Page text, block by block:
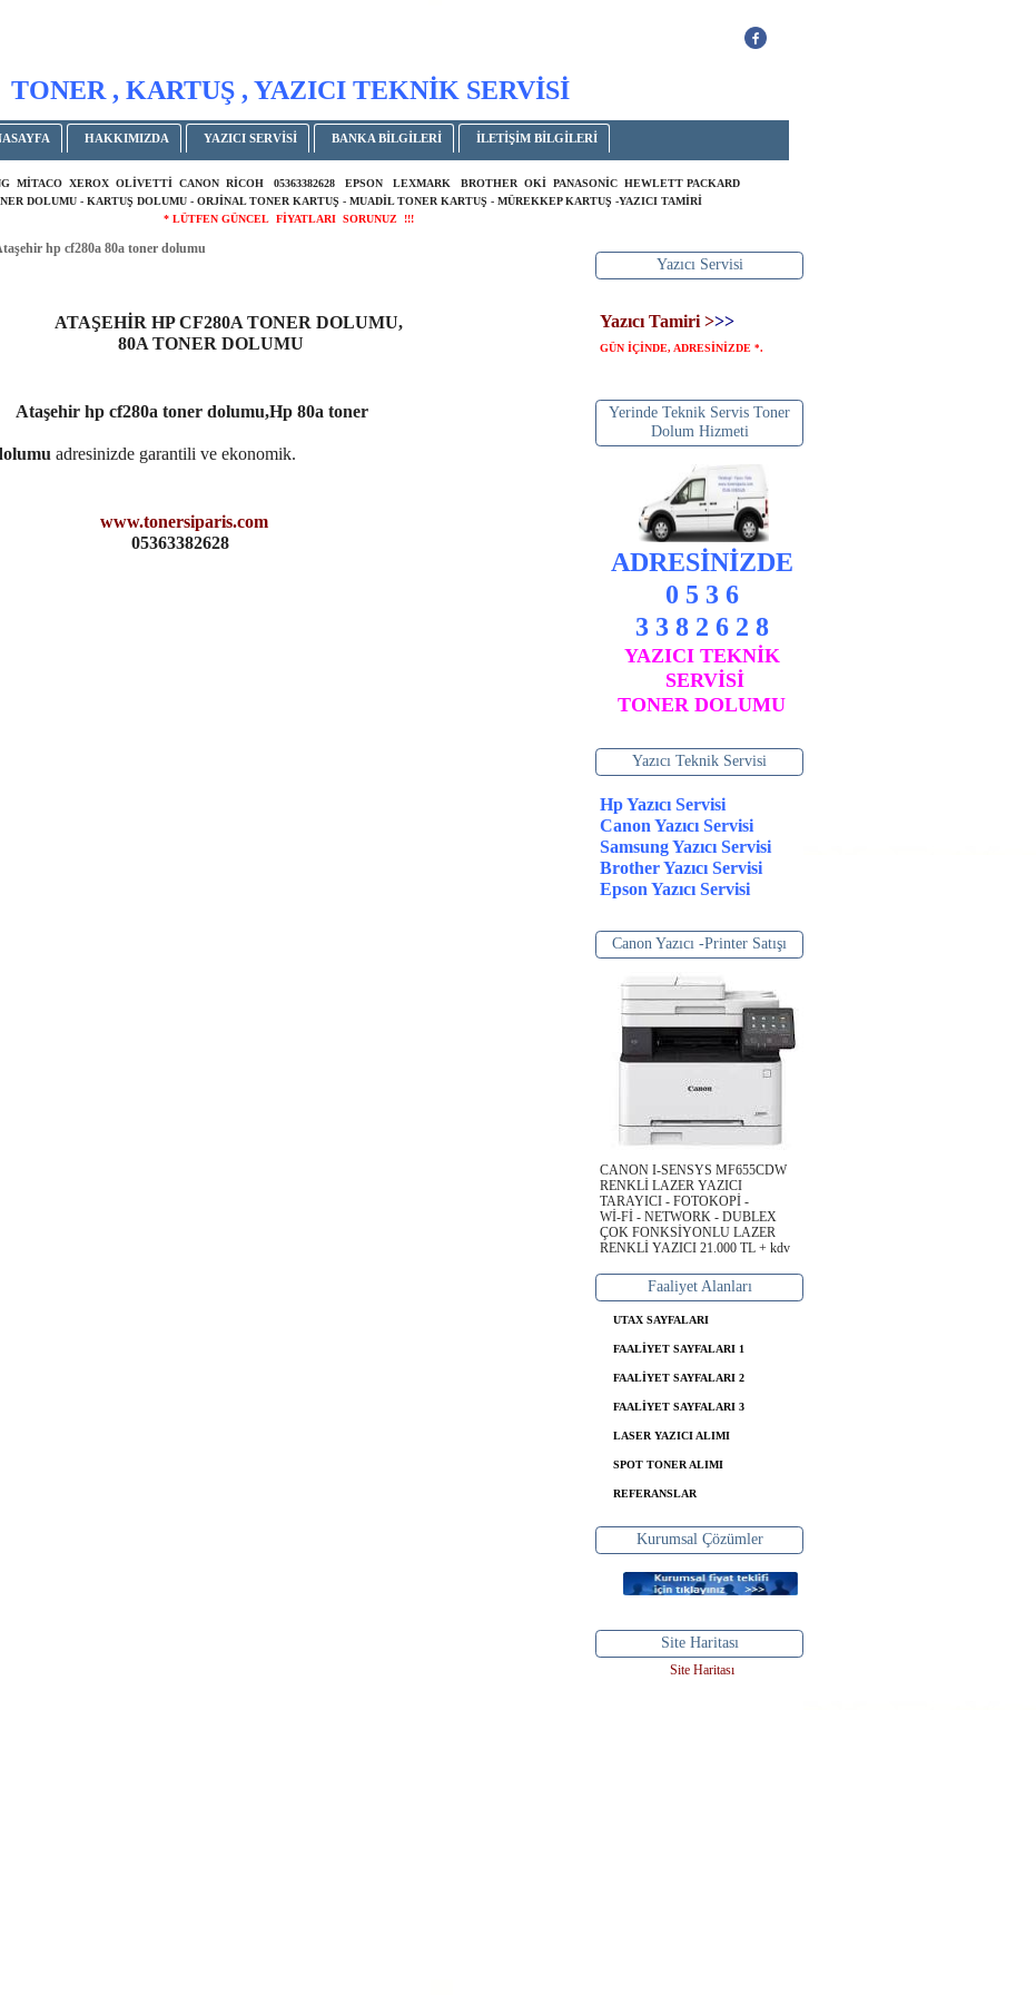
TONER , KARTUŞ , YAZICI TEKNİK SERVİSİ
HAKKIMIZDA YAZICI SERVİSİ BANKA BİLGİLERİ İLETİŞİM BİLGİLERİ
MİTACO XEROX OLİVETTİ CANON RİCOH 05363382628 EPSON LEXMARK BROTHER OKİ PANASONİC HEWLETT PACKARD
DOLUMU - KARTUŞ DOLUMU - ORJİNAL TONER KARTUŞ - MUADİL TONER KARTUŞ - MÜREKKEP KARTUŞ -YAZICI TAMİRİ
* LÜTFEN GÜNCEL FİYATLARI SORUNUZ !!!
hp cf280a 80a toner dolumu
ATAŞEHİR HP CF280A TONER DOLUMU,
80A TONER DOLUMU
Ataşehir hp cf280a toner dolumu,Hp 80a toner
adresinizde garantili ve ekonomik.
www.tonersiparis.com
05363382628
Yazıcı Servisi
Yazıcı Tamiri >>>
GÜN İÇİNDE, ADRESİNİZDE *.
Yerinde Teknik Servis Toner
Dolum Hizmeti
ADRESİNİZDE
0 5 3 6
3 3 8 2 6 2 8
YAZICI TEKNİK
SERVİSİ
TONER DOLUMU
Yazıcı Teknik Servisi
Hp Yazıcı Servisi
Canon Yazıcı Servisi
Samsung Yazıcı Servisi
Brother Yazıcı Servisi
Epson Yazıcı Servisi
Canon Yazıcı -Printer Satışı
CANON I-SENSYS MF655CDW
RENKLİ LAZER YAZICI
TARAYICI - FOTOKOPİ -
Wİ-Fİ - NETWORK - DUBLEX
ÇOK FONKSİYONLU LAZER
RENKLİ YAZICI 21.000 TL + kdv
Faaliyet Alanları
UTAX SAYFALARI
FAALİYET SAYFALARI 1
FAALİYET SAYFALARI 2
FAALİYET SAYFALARI 3
LASER YAZICI ALIMI
SPOT TONER ALIMI
REFERANSLAR
Kurumsal Çözümler
Site Haritası
Site Haritası